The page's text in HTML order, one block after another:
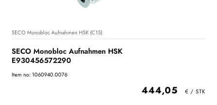
SECO Monobloc Aufnahmen HSK (C15)
SECO Monobloc Aufnahmen HSK
E930456572290
Item no: 1060940.0076
444,05